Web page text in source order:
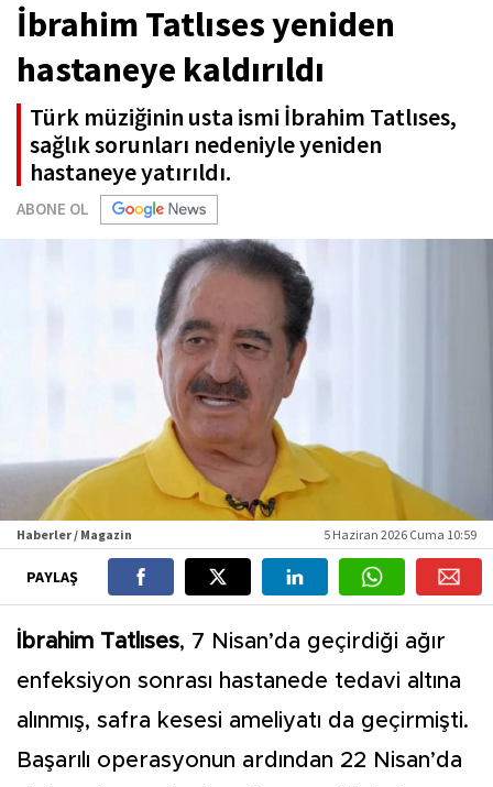
İbrahim Tatlıses yeniden
hastaneye kaldırıldı
Türk müziğinin usta ismi İbrahim Tatlıses,
sağlık sorunları nedeniyle yeniden
hastaneye yatırıldı.
ABONE OL
Haberler / Magazin 5 Haziran 2026 Cuma 10:59
PAYLAŞ
İbrahim Tatlıses, 7 Nisan’da geçirdiği ağır
enfeksiyon sonrası hastanede tedavi altına
alınmış, safra kesesi ameliyatı da geçirmişti.
Başarılı operasyonun ardından 22 Nisan’da